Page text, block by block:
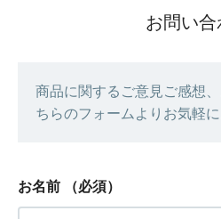
お問い合
商品に関するご意見ご感想
ちらのフォームよりお気軽に
お名前 （必須）